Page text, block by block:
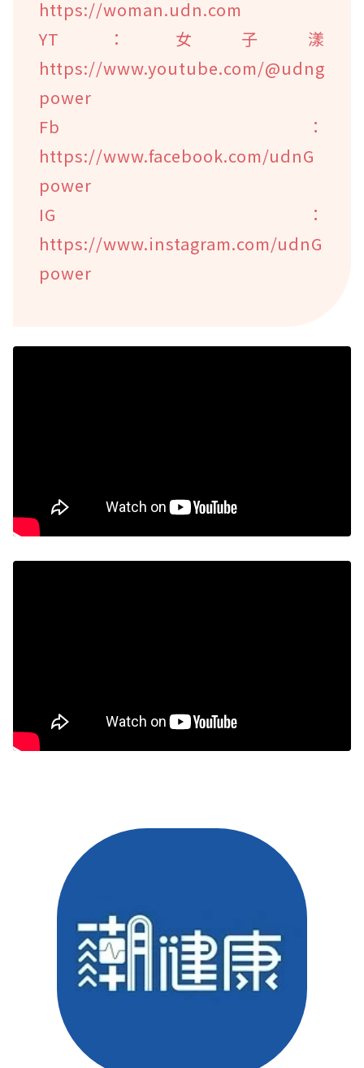
https://woman.udn.com
YT：女子漾
https://www.youtube.com/@udng
power
Fb：
https://www.facebook.com/udnG
power
IG：
https://www.instagram.com/udnG
power